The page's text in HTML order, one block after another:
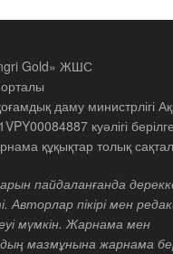
Gold» ЖШС
даму министрлігі
куәлігі
құқықтар толық
пайдаланғанда
Авторлар пікірі мен
мүмкін. Жарнама мен
мазмұнына жарнама